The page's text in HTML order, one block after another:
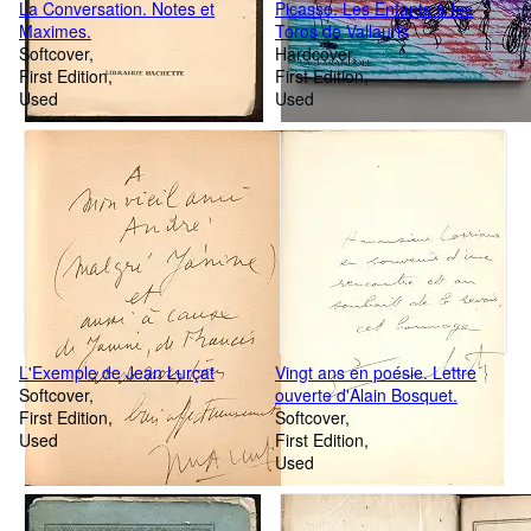
La Conversation. Notes et
Maximes.
Softcover
First Edition
Used
Picasso. Les Enfants & les
Toros de Vallauris
Hardcover
First Edition
Used
L'Exemple de Jean Lurçat
Softcover
First Edition
Used
Vingt ans en poésie. Lettre
ouverte d'Alain Bosquet.
Softcover
First Edition
Used